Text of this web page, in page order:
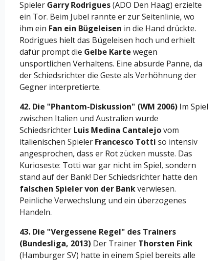
Spieler Garry Rodrigues(ADO Den Haag) erzielte
ein Tor. Beim Jubel rannte er zur Seitenlinie, wo
ihm ein Fan ein Bügeleisen in die Hand drückte.
Rodrigues hielt das Bügeleisen hoch und erhielt
dafür prompt die Gelbe Karte wegen
unsportlichen Verhaltens. Eine absurde Panne, da
der Schiedsrichter die Geste als Verhöhnung der
Gegner interpretierte.
42. Die "Phantom-Diskussion" (WM 2006) Im Spiel
zwischen Italien und Australien wurde
Schiedsrichter Luis Medina Cantalejovom
italienischen Spieler Francesco Totti so intensiv
angesprochen, dass er Rot zücken musste. Das
Kurioseste: Totti war gar nicht im Spiel, sondern
stand auf der Bank! Der Schiedsrichter hatte den
falschen Spieler von der Bankverwiesen.
Peinliche Verwechslung und ein überzogenes
Handeln.
43. Die "Vergessene Regel" des Trainers
(Bundesliga, 2013) Der Trainer Thorsten Fink
(Hamburger SV) hatte in einem Spiel bereits alle